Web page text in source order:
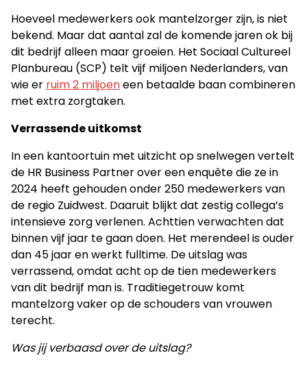
Hoeveel medewerkers ook mantelzorger zijn, is niet
bekend. Maar dat aantal zal de komende jaren ok bij
dit bedrijf alleen maar groeien. Het Sociaal Cultureel
Planbureau (SCP) telt vijf miljoen Nederlanders, van
wie er ruim 2 miljoeneen betaalde baan combineren
met extra zorgtaken.
Verrassende uitkomst
In een kantoortuin met uitzicht op snelwegen vertelt
de HR Business Partner over een enquête die ze in
2024 heeft gehouden onder 250 medewerkers van
de regio Zuidwest. Daaruit blijkt dat zestig collega’s
intensieve zorg verlenen. Achttien verwachten dat
binnen vijf jaar te gaan doen. Het merendeel is ouder
dan 45 jaar en werkt fulltime. De uitslag was
verrassend, omdat acht op de tien medewerkers
van dit bedrijf man is. Traditiegetrouw komt
mantelzorg vaker op de schouders van vrouwen
terecht.
Was jij verbaasd over de uitslag?